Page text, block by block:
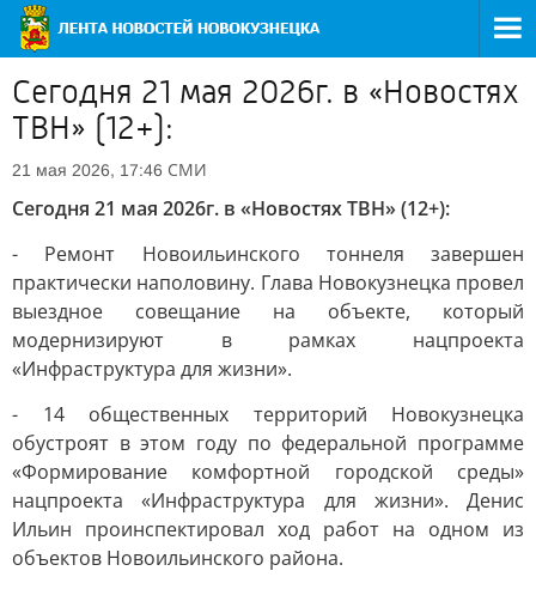
Сегодня 21 мая 2026г. в «Новостях
ТВН» (12+):
21 мая 2026, 17:46 СМИ
Сегодня 21 мая 2026г. в «Новостях ТВН» (12+):
- Ремонт Новоильинского тоннеля завершен
практически наполовину. Глава Новокузнецка провел
выездное совещание на объекте, который
модернизируют в рамках нацпроекта
«Инфраструктура для жизни».
- 14 общественных территорий Новокузнецка
обустроят в этом году по федеральной программе
«Формирование комфортной городской среды»
нацпроекта «Инфраструктура для жизни». Денис
Ильин проинспектировал ход работ на одном из
объектов Новоильинского района.